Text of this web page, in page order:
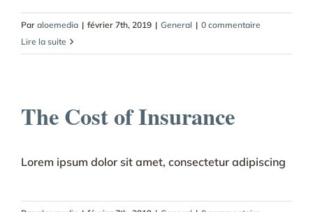
Par aloemedia | février 7th, 2019 | General | 0 commentaire
Lire la suite
The Cost of Insurance
Lorem ipsum dolor sit amet, consectetur adipiscing